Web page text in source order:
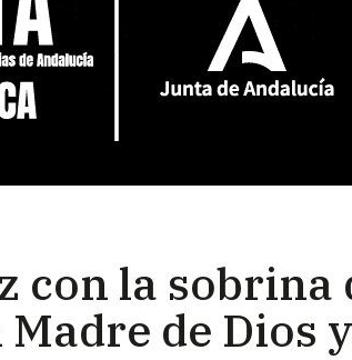
con la sobrina
de Dios